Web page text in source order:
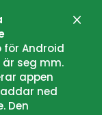
Android
seg mm.
appen
ned
Den